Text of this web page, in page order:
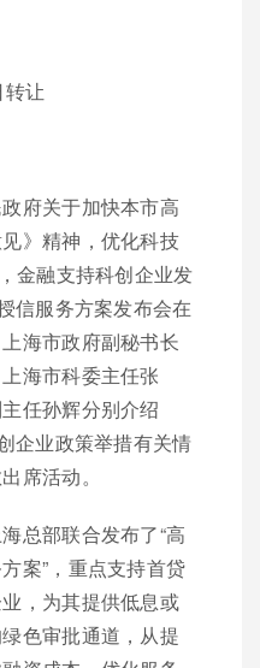
让
府关于加快本市高
》精神，优化科技
金融支持科创企业发
信服务方案发布会在
海市政府副秘书长
海市科委主任张
任孙辉分别介绍
企业政策举措有关情
席活动。
总部联合发布了“高
案”，重点支持首贷
，为其提供低息或
色审批通道，从提